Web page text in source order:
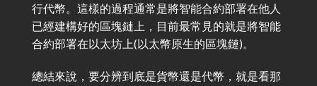
行代幣。這樣的過程通常是將智能合約部署在他人
已經建構好的區塊鏈上，目前最常見的就是將智能
合約部署在以太坊上(以太幣原生的區塊鏈)。
總結來說，要分辨到底是貨幣還是代幣，就是看那